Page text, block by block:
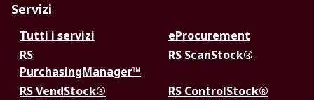
Servizi
Tutti i servizi
eProcurement
RS
PurchasingManager™
RS ScanStock®
RS VendStock®
RS ControlStock®